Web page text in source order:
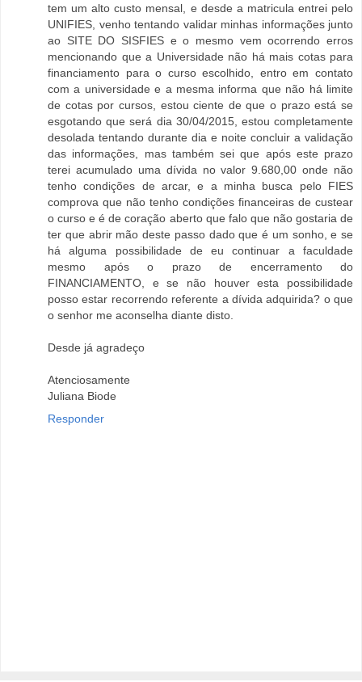
tem um alto custo mensal, e desde a matricula entrei pelo
UNIFIES, venho tentando validar minhas informações junto
ao SITE DO SISFIES e o mesmo vem ocorrendo erros
mencionando que a Universidade não há mais cotas para
financiamento para o curso escolhido, entro em contato
com a universidade e a mesma informa que não há limite
de cotas por cursos, estou ciente de que o prazo está se
esgotando que será dia 30/04/2015, estou completamente
desolada tentando durante dia e noite concluir a validação
das informações, mas também sei que após este prazo
terei acumulado uma dívida no valor 9.680,00 onde não
tenho condições de arcar, e a minha busca pelo FIES
comprova que não tenho condições financeiras de custear
o curso e é de coração aberto que falo que não gostaria de
ter que abrir mão deste passo dado que é um sonho, e se
há alguma possibilidade de eu continuar a faculdade
mesmo após o prazo de encerramento do
FINANCIAMENTO, e se não houver esta possibilidade
posso estar recorrendo referente a dívida adquirida? o que
o senhor me aconselha diante disto.
Desde já agradeço
Atenciosamente
Juliana Biode
Responder